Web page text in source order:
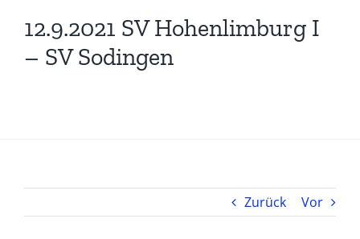
12.9.2021 SV Hohenlimburg I
– SV Sodingen
Zurück Vor